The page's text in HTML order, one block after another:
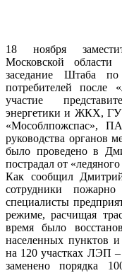
18 ноября
Московской
заседание Штаба по
потребителей
участие
энергетики и ЖКХ, ГУ
«Мособлпожспас»,
руководства органов
было проведено в
пострадал от
Как сообщил
сотрудники
специалисты
режиме, расчищая
время было
населенных пунктов
на 120 участках ЛЭП
заменено порядка